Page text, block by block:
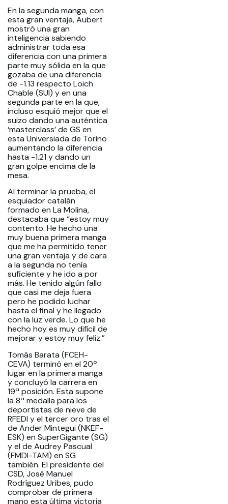
En la segunda manga, con
esta gran ventaja, Aubert
mostró una gran
inteligencia sabiendo
administrar toda esa
diferencia con una primera
parte muy sólida en la que
gozaba de una diferencia
de -1.13 respecto Loich
Chable (SUI) y en una
segunda parte en la que,
incluso esquió mejor que el
suizo dando una auténtica
‘masterclass’ de GS en
esta Universiada de Torino
aumentando la diferencia
hasta -1.21 y dando un
gran golpe encima de la
mesa.
Al terminar la prueba, el
esquiador catalán
formado en La Molina,
destacaba que “estoy muy
contento. He hecho una
muy buena primera manga
que me ha permitido tener
una gran ventaja y de cara
a la segunda no tenía
suficiente y he ido a por
más. He tenido algún fallo
que casi me deja fuera
pero he podido luchar
hasta el final y he llegado
con la luz verde. Lo que he
hecho hoy es muy difícil de
mejorar y estoy muy feliz.”
Tomás Barata (FCEH-
CEVA) terminó en el 20º
lugar en la primera manga
y concluyó la carrera en
19ª posición. Esta supone
la 8ª medalla para los
deportistas de nieve de
RFEDI y el tercer oro tras el
de Ander Mintegui (NKEF-
ESK) en SuperGigante (SG)
y el de Audrey Pascual
(FMDI-TAM) en SG
también. El presidente del
CSD, José Manuel
Rodríguez Uribes, pudo
comprobar de primera
mano esta última victoria